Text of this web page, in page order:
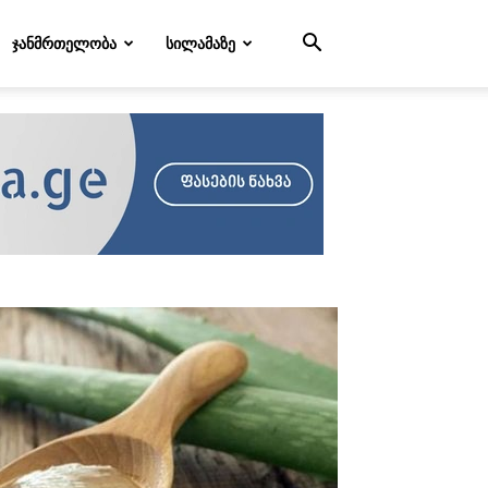
ᲯᲐᲜᲛᲠᲗᲔᲚᲝᲑᲐ ᲡᲘᲚᲐᲛᲐᲖᲔ